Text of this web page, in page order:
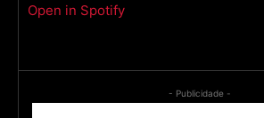
Open in Spotify
- Publicidade -